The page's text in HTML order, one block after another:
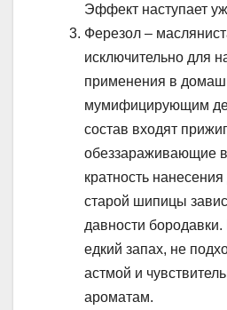
Эффект наступает
Ферезол –
исключительно для
применения в
мумифицирующим
состав входят
обеззараживающие
кратность
старой шипицы
давности
едкий запах, не
астмой и
ароматам.